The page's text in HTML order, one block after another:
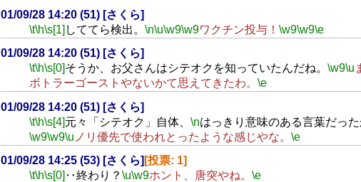
01/09/28 14:20 (51) [さくら]
\t\h\s[1] しててら検出。 \n\u\w9\w9ワクチン投与！ \w9\w9\e
01/09/28 14:20 (51) [さくら]
\t\h\s[0]そうか、お父さんはシテオクを知っていたんだね。 \w9\u
ボトラーゴーストやないかて思えてきたわ。 \e
01/09/28 14:20 (51) [さくら]
\t\h\s[4]元々「シテオク」自体、 \nはっきり意味のある言葉だっ
\w9\w9\u ノリ優先で使われとったような感じやな。 \e
01/09/28 14:25 (53) [さくら] [投票: 1]
\t\h\s[0] ‥終わり？ \u\w9ホント、唐突やね。 \e